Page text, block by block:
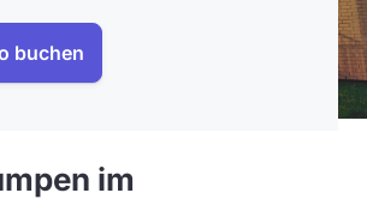
buchen
im